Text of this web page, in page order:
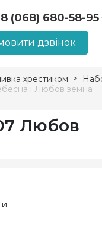
(068) 680-58-95
(066) 207-14-90
дзвінок
хрестиком
і Любов земна
Любов